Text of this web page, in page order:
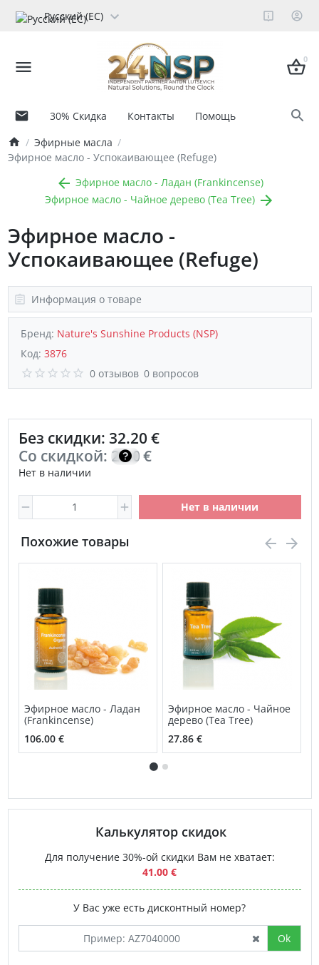
Русский (ЕС)
0
30% Скидка Контакты
Помощь
Эфирные масла
Эфирное масло - Успокаивающее (Refuge)
Эфирное масло - Ладан (Frankincense)
Эфирное масло - Чайное дерево (Tea Tree)
Эфирное масло -
Успокаивающее (Refuge)
Информация о товаре
Бренд: Nature's Sunshine Products (NSP)
Код: 3876
0 отзывов 0 вопросов
Без скидки: 32.20 €
Со скидкой: 23.00
€
Нет в наличии
Нет в наличии
Похожие товары
Эфирное масло - Ладан
(Frankincense)
106.00 €
Эфирное масло - Чайное
дерево (Tea Tree)
27.86 €
Калькулятор скидок
Для получение 30%-ой скидки Вам не хватает:
41.00 €
У Вас уже есть дисконтный номер?
Ok